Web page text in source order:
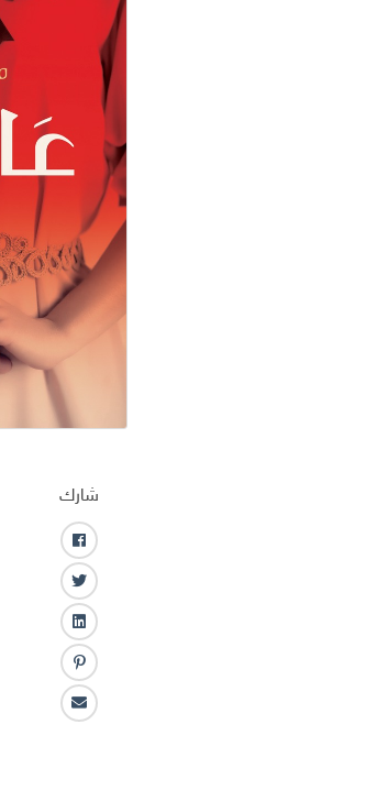
شارك
ف
ا
ي
س
ب
و
ك
ت
و
ي
ت
ر
ل
ي
ن
ك
ـ
ب
ن
تا